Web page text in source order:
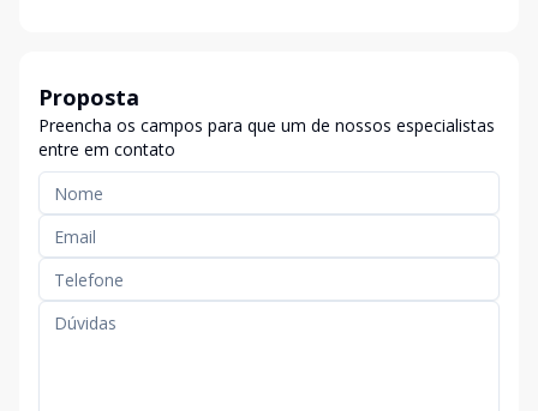
Proposta
Preencha os campos para que um de nossos especialistas
entre em contato